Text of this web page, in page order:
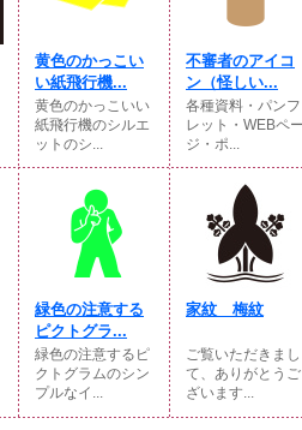
黄色のかっこい
い紙飛行機...
黄色のかっこいい
紙飛行機のシルエ
ットのシ...
不審者のアイコ
ン（怪しい...
各種資料・パンフ
レット・WEBペー
ジ・ポ...
緑色の注意する
ピクトグラ...
緑色の注意するピ
クトグラムのシン
プルなイ...
家紋 梅紋
ご覧いただきまし
て、ありがとうご
ざいます...